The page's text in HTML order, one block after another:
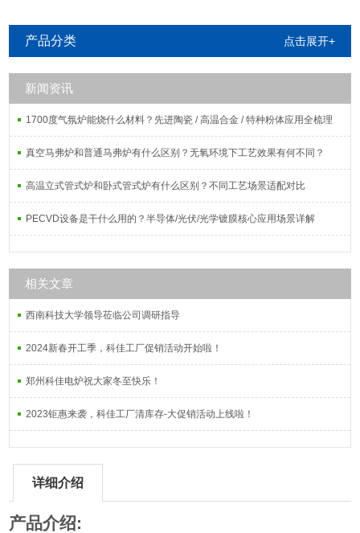
产品分类 点击展开+
新闻资讯
1700度气氛炉能烧什么材料？先进陶瓷 / 高温合金 / 特种粉体应用全梳理
真空马弗炉和普通马弗炉有什么区别？无氧环境下工艺效果有何不同？
高温立式管式炉和卧式管式炉有什么区别？不同工艺场景适配对比
PECVD设备是干什么用的？半导体/光伏/光学镀膜核心应用场景详解
相关文章
西南科技大学领导莅临公司调研指导
2024新春开工季，科佳工厂促销活动开始啦！
郑州科佳电炉祝大家冬至快乐！
2023钜惠来袭，科佳工厂清库存-大促销活动上线啦！
详细介绍
产品介绍: